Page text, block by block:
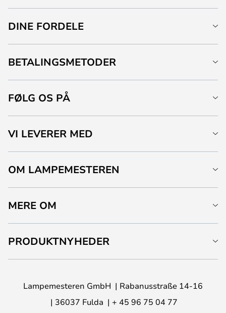
DINE FORDELE
BETALINGSMETODER
FØLG OS PÅ
VI LEVERER MED
OM LAMPEMESTEREN
MERE OM
PRODUKTNYHEDER
Lampemesteren GmbH
Rabanusstraße 14-16
36037 Fulda
+ 45 96 75 04 77